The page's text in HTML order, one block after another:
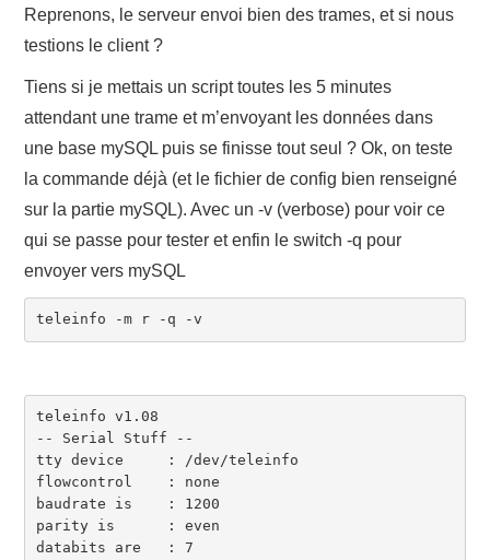
Reprenons, le serveur envoi bien des trames, et si nous
testions le client ?
Tiens si je mettais un script toutes les 5 minutes
attendant une trame et m’envoyant les données dans
une base mySQL puis se finisse tout seul ? Ok, on teste
la commande déjà (et le fichier de config bien renseigné
sur la partie mySQL). Avec un -v (verbose) pour voir ce
qui se passe pour tester et enfin le switch -q pour
envoyer vers mySQL
teleinfo v1.08
-- Serial Stuff --
tty device     : /dev/teleinfo
flowcontrol    : none
baudrate is    : 1200
parity is      : even
databits are   : 7